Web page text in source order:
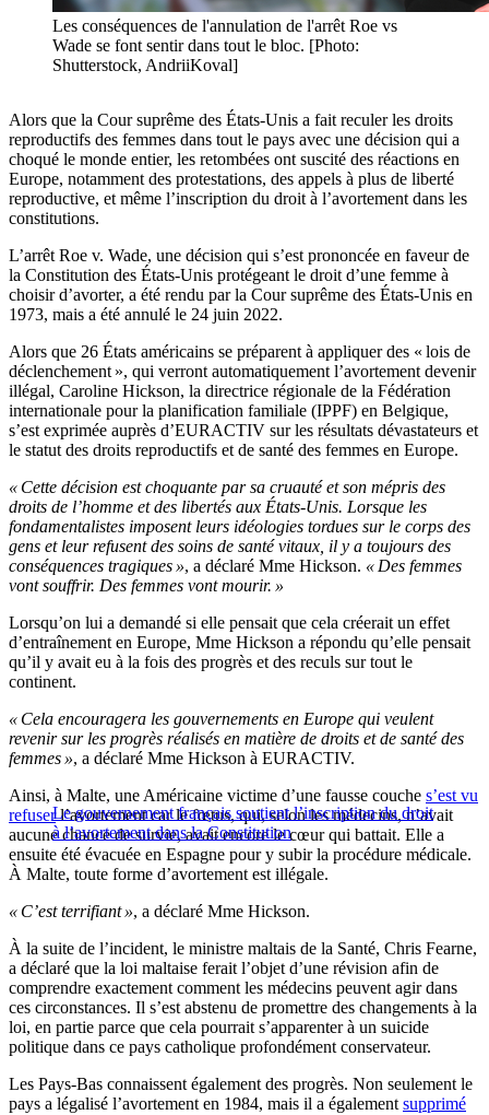
Les conséquences de l'annulation de l'arrêt Roe vs
Wade se font sentir dans tout le bloc. [Photo:
Shutterstock, AndriiKoval]
Alors que la Cour suprême des États-Unis a fait reculer les droits
reproductifs des femmes dans tout le pays avec une décision qui a
choqué le monde entier, les retombées ont suscité des réactions en
Europe, notamment des protestations, des appels à plus de liberté
reproductive, et même l’inscription du droit à l’avortement dans les
constitutions.
L’arrêt Roe v. Wade, une décision qui s’est prononcée en faveur de
la Constitution des États-Unis protégeant le droit d’une femme à
choisir d’avorter, a été rendu par la Cour suprême des États-Unis en
1973, mais a été annulé le 24 juin 2022.
Alors que 26 États américains se préparent à appliquer des « lois de
déclenchement », qui verront automatiquement l’avortement devenir
illégal, Caroline Hickson, la directrice régionale de la Fédération
internationale pour la planification familiale (IPPF) en Belgique,
s’est exprimée auprès d’EURACTIV sur les résultats dévastateurs et
le statut des droits reproductifs et de santé des femmes en Europe.
« Cette décision est choquante par sa cruauté et son mépris des
droits de l’homme et des libertés aux États-Unis. Lorsque les
fondamentalistes imposent leurs idéologies tordues sur le corps des
gens et leur refusent des soins de santé vitaux, il y a toujours des
conséquences tragiques », a déclaré Mme Hickson. « Des femmes
vont souffrir. Des femmes vont mourir. »
Lorsqu’on lui a demandé si elle pensait que cela créerait un effet
d’entraînement en Europe, Mme Hickson a répondu qu’elle pensait
qu’il y avait eu à la fois des progrès et des reculs sur tout le
continent.
« Cela encouragera les gouvernements en Europe qui veulent
revenir sur les progrès réalisés en matière de droits et de santé des
femmes », a déclaré Mme Hickson à EURACTIV.
Le gouvernement français soutient l’inscription du droit
à l’avortement dans la Constitution
Ainsi, à Malte, une Américaine victime d’une fausse couche s’est vu
refuserl’avortement car le fœtus, qui, selon les médecins, n’avait
aucune chance de survie, avait encore le cœur qui battait. Elle a
ensuite été évacuée en Espagne pour y subir la procédure médicale.
À Malte, toute forme d’avortement est illégale.
« C’est terrifiant », a déclaré Mme Hickson.
À la suite de l’incident, le ministre maltais de la Santé, Chris Fearne,
a déclaré que la loi maltaise ferait l’objet d’une révision afin de
comprendre exactement comment les médecins peuvent agir dans
ces circonstances. Il s’est abstenu de promettre des changements à la
loi, en partie parce que cela pourrait s’apparenter à un suicide
politique dans ce pays catholique profondément conservateur.
Les Pays-Bas connaissent également des progrès. Non seulement le
pays a légalisé l’avortement en 1984, mais il a également supprimé